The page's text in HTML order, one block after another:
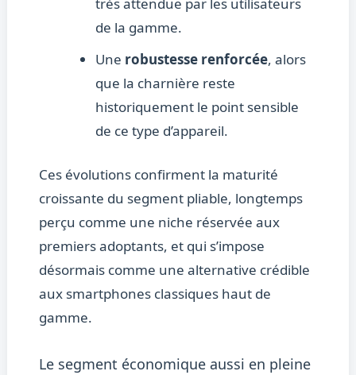
de la gamme.
Une robustesse renforcée, alors
que la charnière reste
historiquement le point sensible
de ce type d’appareil.
Ces évolutions confirment la maturité
croissante du segment pliable, longtemps
perçu comme une niche réservée aux
premiers adoptants, et qui s’impose
désormais comme une alternative crédible
aux smartphones classiques haut de
gamme.
Le segment économique aussi en pleine